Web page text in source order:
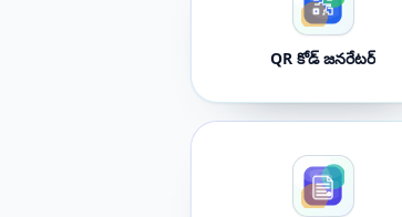
QR కోడ్ జనరేటర్